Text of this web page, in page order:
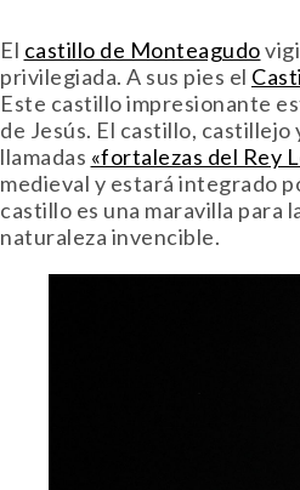
El castillo de Monteagudo
privilegiada. A sus pies el
Este castillo impresionante
de Jesús. El castillo,
llamadas «fortalezas del Rey
medieval y estará integrado
castillo es una maravilla para
naturaleza invencible.